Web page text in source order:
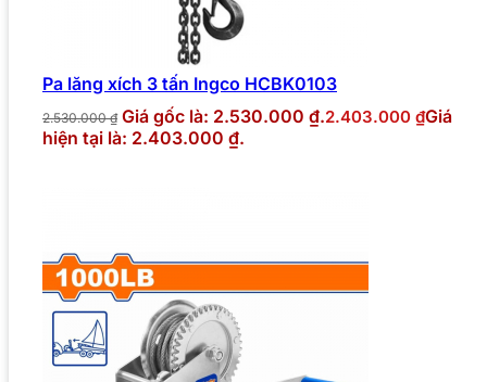
Pa lăng xích 3 tấn Ingco HCBK0103
2.530.000₫ Giá gốc là: 2.530.000 ₫.2.403.000 ₫Giá
hiện tại là: 2.403.000 ₫.